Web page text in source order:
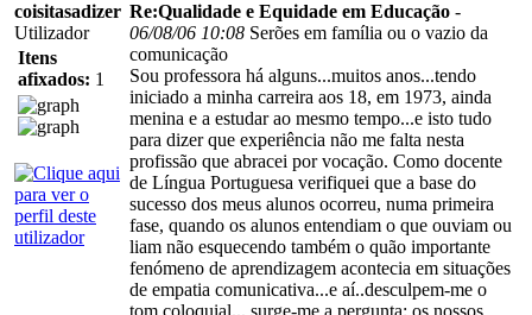
coisitasadizer
Utilizador
Itens
afixados: 1
Re:Qualidade e Equidade em Educação -
06/08/06 10:08 Serões em família ou o vazio da
comunicação
Sou professora há alguns...muitos anos...tendo
iniciado a minha carreira aos 18, em 1973, ainda
menina e a estudar ao mesmo tempo...e isto tudo
para dizer que experiência não me falta nesta
profissão que abracei por vocação. Como docente
de Língua Portuguesa verifiquei que a base do
sucesso dos meus alunos ocorreu, numa primeira
fase, quando os alunos entendiam o que ouviam ou
liam não esquecendo também o quão importante
fenómeno de aprendizagem acontecia em situações
de empatia comunicativa...e aí..desculpem-me o